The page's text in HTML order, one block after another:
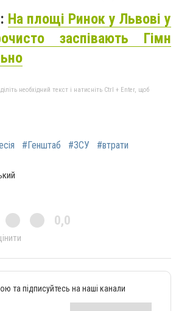
На площі Ринок у Львові у
заспівають Гімн
необхідний текст і натисніть Ctrl + Enter, щоб
#Генштаб #ЗСУ #втрати
0,0
та підписуйтесь на наші канали